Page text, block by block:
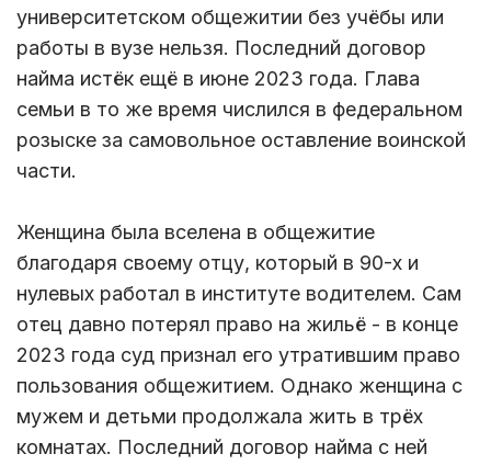
университетском общежитии без учёбы или
работы в вузе нельзя. Последний договор
найма истёк ещё в июне 2023 года. Глава
семьи в то же время числился в федеральном
розыске за самовольное оставление воинской
части.
Женщина была вселена в общежитие
благодаря своему отцу, который в 90-х и
нулевых работал в институте водителем. Сам
отец давно потерял право на жильё - в конце
2023 года суд признал его утратившим право
пользования общежитием. Однако женщина с
мужем и детьми продолжала жить в трёх
комнатах. Последний договор найма с ней